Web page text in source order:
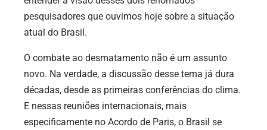
pesquisadores que ouvimos hoje sobre a situação
atual do Brasil.
O combate ao desmatamento não é um assunto
novo. Na verdade, a discussão desse tema já dura
décadas, desde as primeiras conferências do clima.
E nessas reuniões internacionais, mais
especificamente no Acordo de Paris, o Brasil se